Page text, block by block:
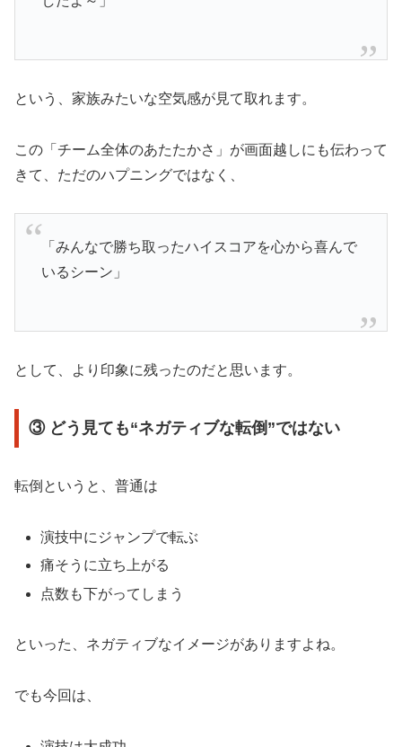
という、家族みたいな空気感が見て取れます。
この「チーム全体のあたたかさ」が画面越しにも伝わって
きて、ただのハプニングではなく、
「みんなで勝ち取ったハイスコアを心から喜んで
いるシーン」
として、より印象に残ったのだと思います。
③ どう見ても“ネガティブな転倒”ではない
転倒というと、普通は
演技中にジャンプで転ぶ
痛そうに立ち上がる
点数も下がってしまう
といった、ネガティブなイメージがありますよね。
でも今回は、